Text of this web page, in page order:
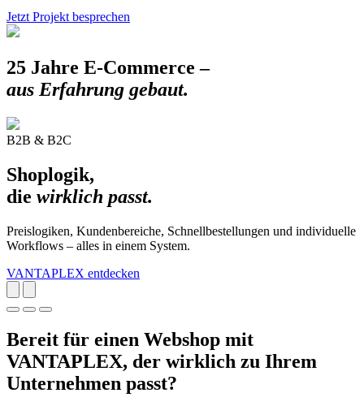
Jetzt Projekt besprechen
25 Jahre E-Commerce –
aus Erfahrung gebaut.
B2B & B2C
Shoplogik,
die wirklich passt.
Preislogiken, Kundenbereiche, Schnellbestellungen und individuelle
Workflows – alles in einem System.
VANTAPLEX entdecken
Bereit für einen Webshop mit
VANTAPLEX, der wirklich zu Ihrem
Unternehmen passt?